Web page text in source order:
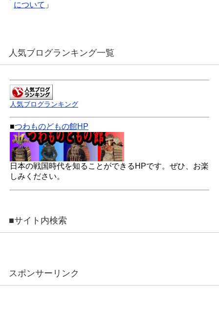
について 」
人気ブログランキング一覧
人気ブログランキング
■つわものどもの館HP
日本の戦国時代を知ることができるHPです。ぜひ、お楽
しみください。
■サイト内検索
スポンサーリンク